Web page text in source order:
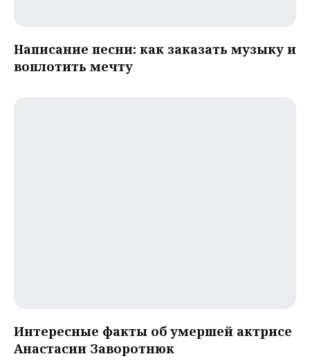
Написание песни: как заказать музыку и
воплотить мечту
Интересные факты об умершей актрисе
Анастасии Заворотнюк